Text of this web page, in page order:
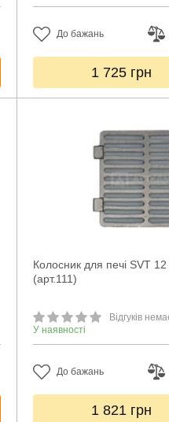
До бажань
1 725 грн
Колосник для печі SVT
(арт.111)
Відгуків
У наявності
До бажань
1 821 грн